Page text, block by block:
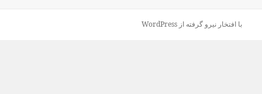
با افتخار نیرو گرفته از WordPress